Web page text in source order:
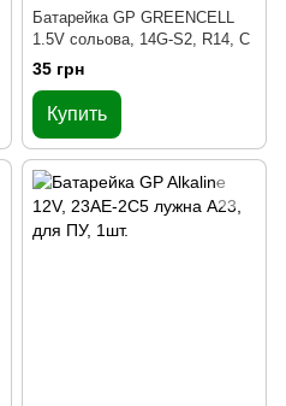
Батарейка GP GREENCELL
1.5V сольова, 14G-S2, R14, C
35 грн
Купить